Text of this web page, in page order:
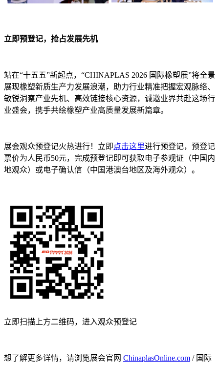
立即预登记，抢占发展先机
站在“十五五”新起点，“CHINAPLAS 2026 国际橡塑展”将全景
展现橡塑新质生产力发展浪潮，助力行业精准把握宏观脉络、
敏锐洞察产业先机、高效链接核心资源，诚邀业界共赴这场行
业盛会，携手共绘橡塑产业高质量发展新篇章。
展会观众预登记火热进行！立即点击这里进行预登记，预登记
票价为人民币50元，完成预登记即可获取电子参观证（中国内
地观众）或电子确认信（中国港澳台地区及海外观众）。
立即扫描上方二维码，进入观众预登记
想了解更多详情，请浏览展会官网 ChinaplasOnline.com / 国际